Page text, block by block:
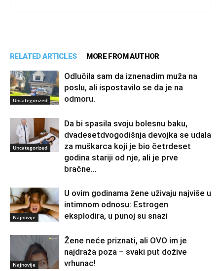
RELATED ARTICLES MORE FROM AUTHOR
Uncategorized
Odlučila sam da iznenadim muža na
poslu, ali ispostavilo se da je na
odmoru.
Uncategorized
Da bi spasila svoju bolesnu baku,
dvadesetdvogodišnja devojka se udala
za muškarca koji je bio četrdeset
godina stariji od nje, ali je prve
bračne...
Najnovije
U ovim godinama žene uživaju najviše u
intimnom odnosu: Estrogen
eksplodira, u punoj su snazi
Najnovije
Žene neće priznati, ali OVO im je
najdraža poza – svaki put dožive
vrhunac!